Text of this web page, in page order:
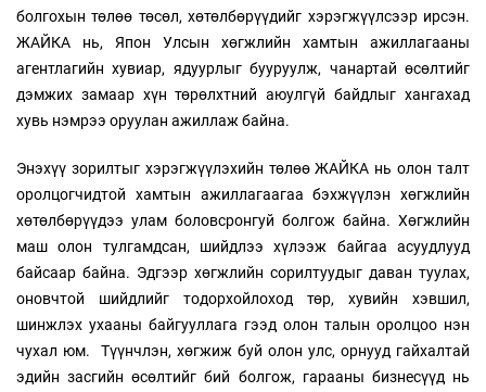
болгохын төлөө төсөл, хөтөлбөрүүдийг хэрэгжүүлсээр ирсэн.
ЖАЙКА нь, Япон Улсын хөгжлийн хамтын ажиллагааны
агентлагийн хувиар, ядуурлыг бууруулж, чанартай өсөлтийг
дэмжих замаар хүн төрөлхтний аюулгүй байдлыг хангахад
хувь нэмрээ оруулан ажиллаж байна.
Энэхүү зорилтыг хэрэгжүүлэхийн төлөө ЖАЙКА нь олон талт
оролцогчидтой хамтын ажиллагаагаа бэхжүүлэн хөгжлийн
хөтөлбөрүүдээ улам боловсронгуй болгож байна. Хөгжлийн
маш олон тулгамдсан, шийдлээ хүлээж байгаа асуудлууд
байсаар байна. Эдгээр хөгжлийн сорилтуудыг даван туулах,
оновчтой шийдлийг тодорхойлоход төр, хувийн хэвшил,
шинжлэх ухааны байгууллага гээд олон талын оролцоо нэн
чухал юм. Түүнчлэн, хөгжиж буй олон улс, орнууд гайхалтай
эдийн засгийн өсөлтийг бий болгож, гарааны бизнесүүд нь